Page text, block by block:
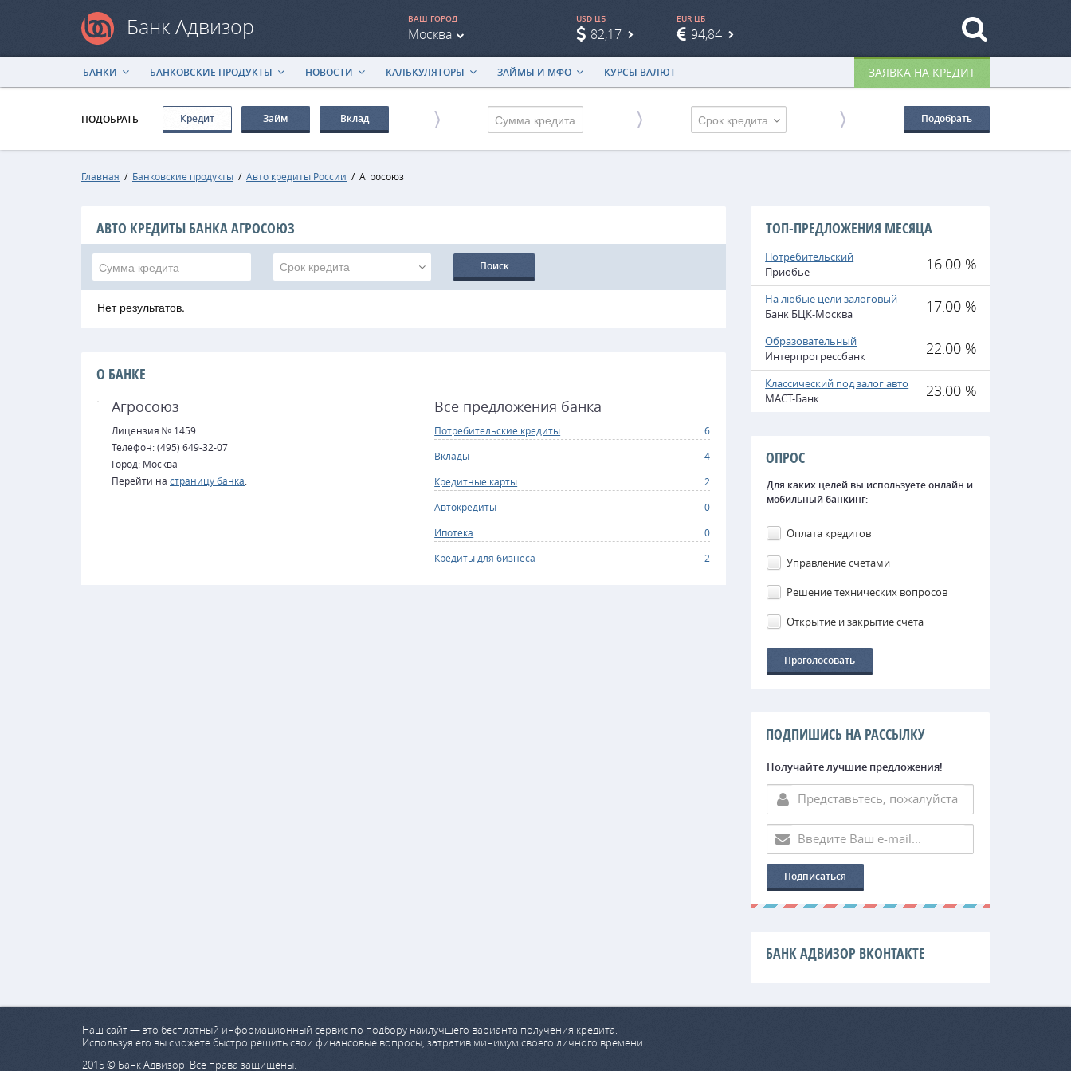
Банк Адвизор
ЗАЯВКА НА КРЕДИТ
БАНКИ БАНКОВСКИЕ ПРОДУКТЫ НОВОСТИ КАЛЬКУЛЯТОРЫ ЗАЙМЫ И МФО КУРСЫ ВАЛЮТ
ВАШ ГОРОД
Москва
USD ЦБ
82,17
EUR ЦБ
94,84
ПОДОБРАТЬ Кредит Займ Вклад Срок кредита Подобрать
Главная / Банковские продукты / Авто кредиты России / Агросоюз
АВТО КРЕДИТЫ БАНКА АГРОСОЮЗ
Срок кредита Поиск
Нет результатов.
О БАНКЕ
Агросоюз
Лицензия № 1459
Телефон: (495) 649-32-07
Город: Москва
Перейти на страницу банка
Все предложения банка
Потребительские кредиты
6
Вклады
4
Кредитные карты
2
Автокредиты
0
Ипотека
0
Кредиты для бизнеса
2
ТОП-ПРЕДЛОЖЕНИЯ МЕСЯЦА
Потребительский
Приобье
16.00 %
На любые цели залоговый
Банк БЦК-Москва
17.00 %
Образовательный
Интерпрогрессбанк
22.00 %
Классический под залог авто
МАСТ-Банк
23.00 %
ОПРОС
Для каких целей вы используете онлайн и
мобильный банкинг:
Оплата кредитов
Управление счетами
Решение технических вопросов
Открытие и закрытие счета
ПОДПИШИСЬ НА РАССЫЛКУ
Получайте лучшие предложения!
БАНК АДВИЗОР ВКОНТАКТЕ
Наш сайт — это бесплатный информационный сервис по подбору наилучшего варианта получения кредита.
Используя его вы сможете быстро решить свои финансовые вопросы, затратив минимум своего личного времени.
2015 © Банк Адвизор. Все права защищены.